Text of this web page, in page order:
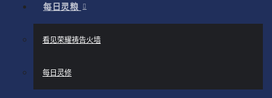
每日灵粮
看见荣耀祷告火墙
每日灵修